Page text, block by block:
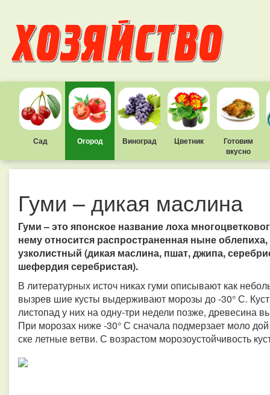
Сад Огород Виноград Цветник
Готовим
вкусно
Гуми – дикая маслина
Гуми – это японское название лоха
нему относится распространенная ныне
узколистный (дикая маслина, пшат, джипа,
шефердия серебристая).
В литературных источ никах гуми описывают как
вызрев шие кусты выдерживают морозы до -30° С.
листопад у них на одну-три недели позже, древесина
При морозах ниже -30° С сначала подмерзает моло
ске летные ветви. С возрастом морозоустойчивость